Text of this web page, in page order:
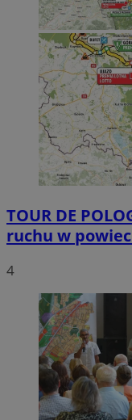
TOUR DE
ruchu w
4